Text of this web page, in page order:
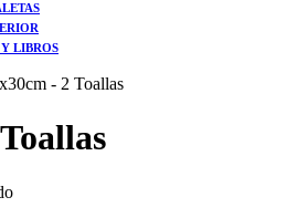
LIBROS
- 2 Toallas